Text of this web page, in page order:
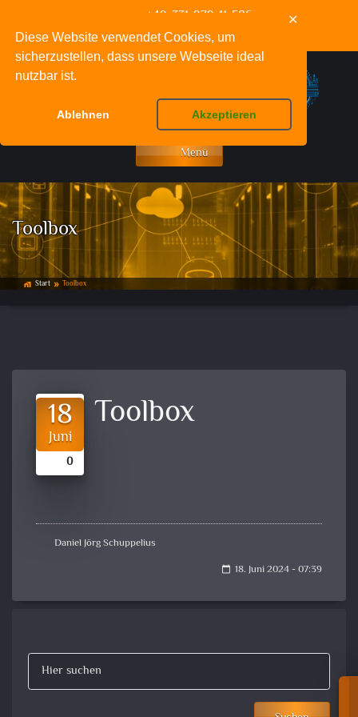
Diese Website verwendet Cookies, um
sicherzustellen, dass unsere Webseite ideal
nutzbar ist.
Ablehnen Akzeptieren
✕
+49-331-979-11-586
info@deinnetzwerkfachmann.de
Menü
Toolbox
home_work Start double_arrow Toolbox
18
Juni
0
Toolbox
Daniel Jörg Schuppelius
calendar_today 18. Juni 2024 - 07:39